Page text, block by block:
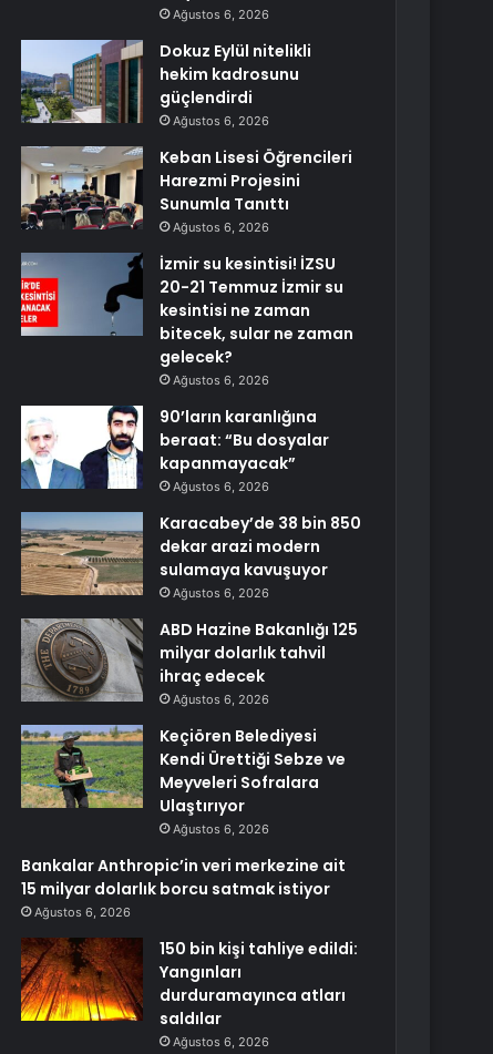
Ağustos 6, 2026
Dokuz Eylül nitelikli
hekim kadrosunu
güçlendirdi
Ağustos 6, 2026
Keban Lisesi Öğrencileri
Harezmi Projesini
Sunumla Tanıttı
Ağustos 6, 2026
İzmir su kesintisi! İZSU
20-21 Temmuz İzmir su
kesintisi ne zaman
bitecek, sular ne zaman
gelecek?
Ağustos 6, 2026
90’ların karanlığına
beraat: “Bu dosyalar
kapanmayacak”
Ağustos 6, 2026
Karacabey’de 38 bin 850
dekar arazi modern
sulamaya kavuşuyor
Ağustos 6, 2026
ABD Hazine Bakanlığı 125
milyar dolarlık tahvil
ihraç edecek
Ağustos 6, 2026
Keçiören Belediyesi
Kendi Ürettiği Sebze ve
Meyveleri Sofralara
Ulaştırıyor
Ağustos 6, 2026
Bankalar Anthropic’in veri merkezine ait
15 milyar dolarlık borcu satmak istiyor
Ağustos 6, 2026
150 bin kişi tahliye edildi:
Yangınları
durduramayınca atları
saldılar
Ağustos 6, 2026